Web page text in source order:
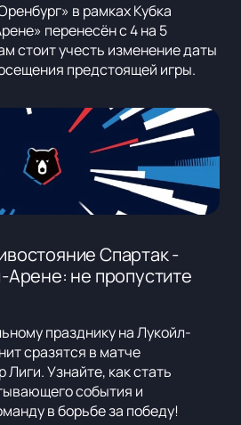
в рамках Кубка
перенесён с 4 на 5
стоит учесть изменение даты
предстоящей игры.
Спартак -
Арене: не пропустите
празднику на Лукойл-
сразятся в матче
Узнайте, как стать
события и
в борьбе за победу!